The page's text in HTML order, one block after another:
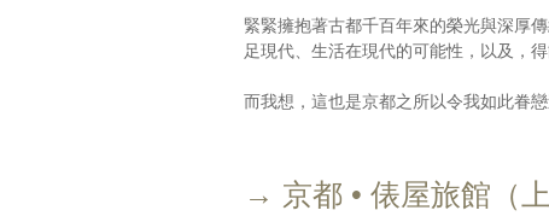
緊緊擁抱著古都千百年來的榮光與深厚
足現代、生活在現代的可能性，以及，
而我想，這也是京都之所以令我如此眷
→ 京都 • 俵屋旅館（上